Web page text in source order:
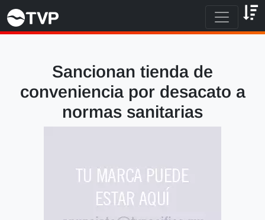
Sancionan tienda de
conveniencia por desacato a
normas sanitarias